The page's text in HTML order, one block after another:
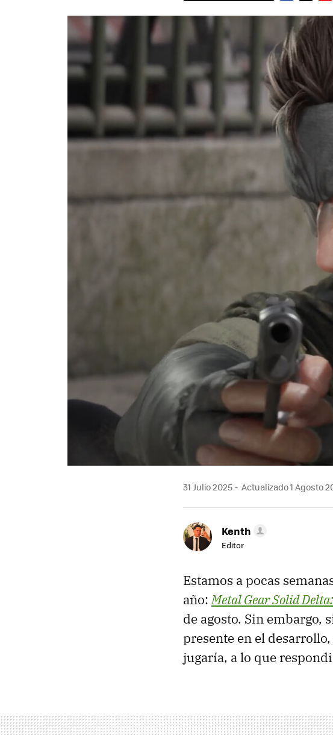
31 Julio 2025 Actualizado 1 Agosto
Kenth
Editor
Estamos a pocas
año:Metal Gear Solid
de agosto. Sin embargo,
presente en el
jugaría, a lo que